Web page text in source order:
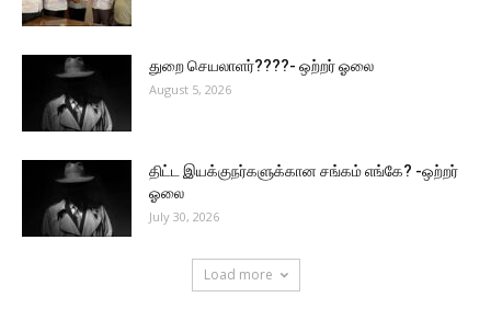
துறை செயலாளர்????- ஒற்றர் ஓலை
August 5, 2026
திட்ட இயக்குநர்களுக்கான சங்கம் எங்கே? -ஒற்றர்
ஓலை
July 30, 2026
Load more